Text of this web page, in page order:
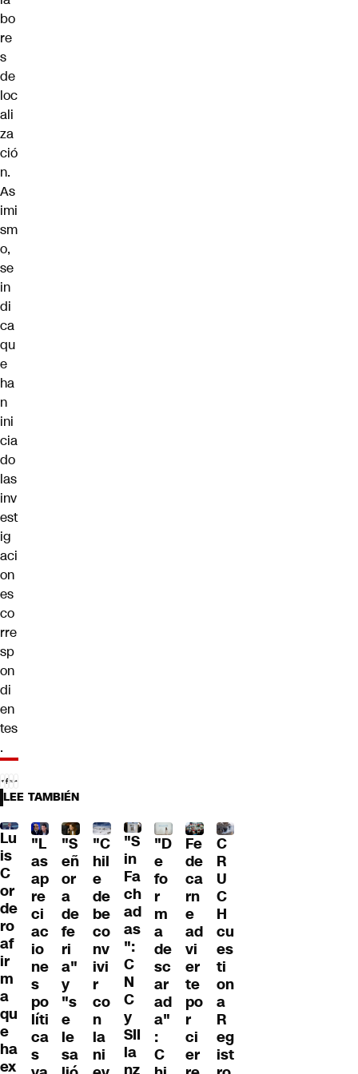
bo
re
s
de
loc
ali
za
ció
n.
As
imi
sm
o,
se
in
di
ca
qu
e
ha
n
ini
cia
do
las
inv
est
ig
aci
on
es
co
rre
sp
on
di
en
tes
.
LEE TAMBIÉN
Lu
is
C
or
de
ro
af
ir
m
a
qu
e
ha
ex
"L
as
ap
re
ci
ac
io
ne
s
po
líti
ca
s
"S
eñ
or
a
de
fe
ri
a"
y
"s
e
le
sa
"C
hil
e
de
be
co
nv
ivi
r
co
n
la
ni
"S
in
Fa
ch
ad
as
":
C
N
C
y
SII
la
"D
e
fo
r
m
a
de
sc
ar
ad
a"
:
C
Fe
de
ca
rn
e
ad
vi
er
te
po
r
ci
er
C
R
U
C
H
cu
es
ti
on
a
R
eg
ist